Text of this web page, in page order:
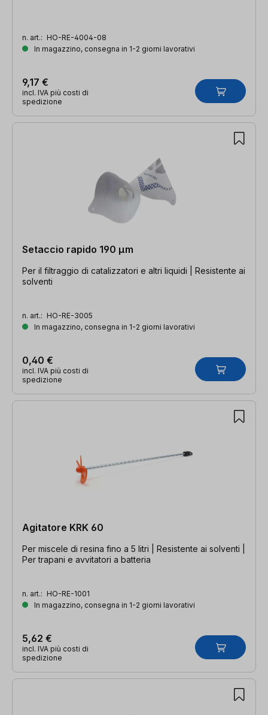
n. art.: HO-RE-4004-08
In magazzino, consegna in 1-2 giorni lavorativi
9,17 €
incl. IVA più costi di
spedizione
Setaccio rapido 190 µm
Per il filtraggio di catalizzatori e altri liquidi | Resistente ai
solventi
n. art.: HO-RE-3005
In magazzino, consegna in 1-2 giorni lavorativi
0,40 €
incl. IVA più costi di
spedizione
Agitatore KRK 60
Per miscele di resina fino a 5 litri | Resistente ai solventi |
Per trapani e avvitatori a batteria
n. art.: HO-RE-1001
In magazzino, consegna in 1-2 giorni lavorativi
5,62 €
incl. IVA più costi di
spedizione